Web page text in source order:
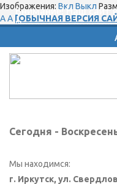
Изображения: Вкл Выкл
AA [ОБЫЧНАЯ ВЕРСИЯ
Внимание! Наш сайт
Продолжая
своё согласие на это.
Сегодня -
Мы находимся:
г. Иркутск, ул.